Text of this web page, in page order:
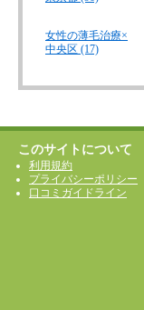
女性の薄毛治療×
中央区 (17)
このサイトについて
利用規約
プライバシーポリシー
口コミガイドライン